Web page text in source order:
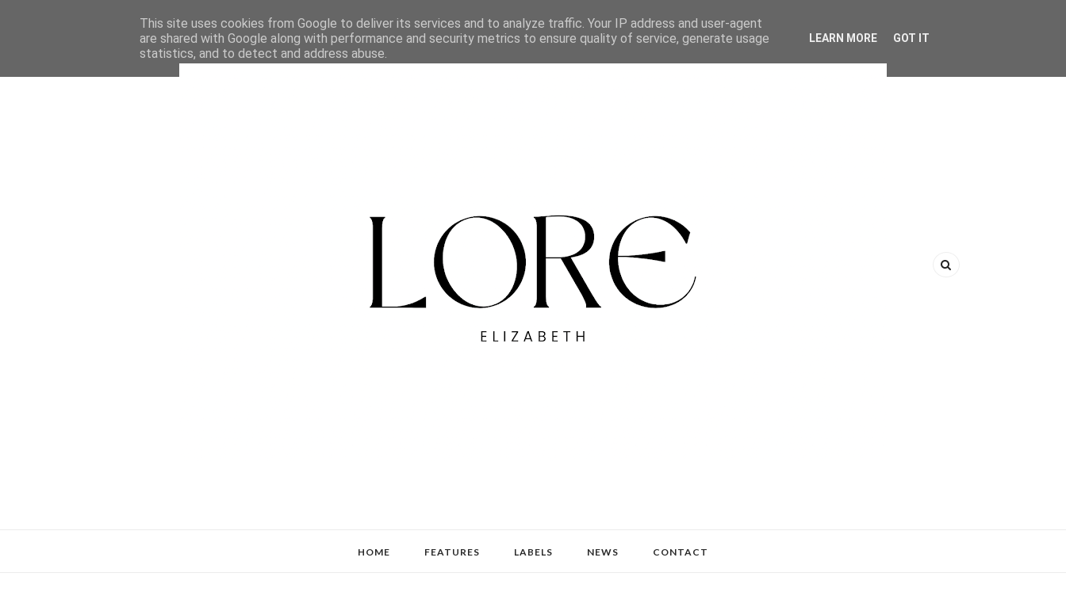
HOME FEATURES LABELS NEWS CONTACT
This site uses cookies from Google to deliver its services and to analyze traffic. Your IP address and user-agent
are shared with Google along with performance and security metrics to ensure quality of service, generate usage
statistics, and to detect and address abuse.
LEARN MORE GOT IT